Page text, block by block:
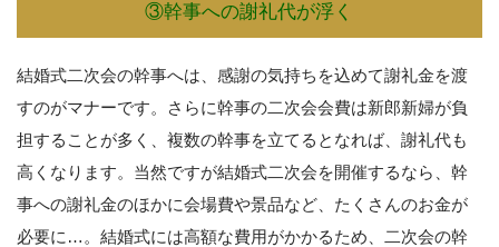
③幹事への謝礼代が浮く
結婚式二次会の幹事へは、感謝の気持ちを込めて謝礼金を渡
すのがマナーです。さらに幹事の二次会会費は新郎新婦が負
担することが多く、複数の幹事を立てるとなれば、謝礼代も
高くなります。当然ですが結婚式二次会を開催するなら、幹
事への謝礼金のほかに会場費や景品など、たくさんのお金が
必要に…。結婚式には高額な費用がかかるため、二次会の幹